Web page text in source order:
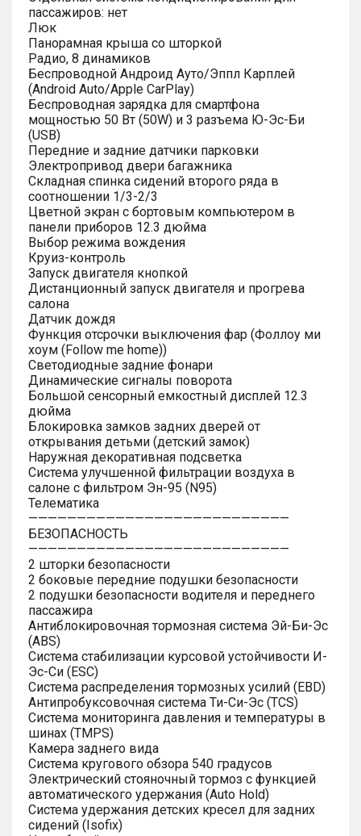
пассажиров: нет
Люк
Панорамная крыша со шторкой
Радио, 8 динамиков
Беспроводной Андроид Ауто/Эппл Карплей
(Android Auto/Apple CarPlay)
Беспроводная зарядка для смартфона
мощностью 50 Вт (50W) и 3 разъема Ю-Эс-Би
(USB)
Передние и задние датчики парковки
Электропривод двери багажника
Складная спинка сидений второго ряда в
соотношении 1/3-2/3
Цветной экран с бортовым компьютером в
панели приборов 12.3 дюйма
Выбор режима вождения
Круиз-контроль
Запуск двигателя кнопкой
Дистанционный запуск двигателя и прогрева
салона
Датчик дождя
Функция отсрочки выключения фар (Фоллоу ми
хоум (Follow me home))
Светодиодные задние фонари
Динамические сигналы поворота
Большой сенсорный емкостный дисплей 12.3
дюйма
Блокировка замков задних дверей от
открывания детьми (детский замок)
Наружная декоративная подсветка
Система улучшенной фильтрации воздуха в
салоне с фильтром Эн-95 (N95)
Телематика
———————————————————————————
БЕЗОПАСНОСТЬ
———————————————————————————
2 шторки безопасности
2 боковые передние подушки безопасности
2 подушки безопасности водителя и переднего
пассажира
Антиблокировочная тормозная система Эй-Би-Эс
(ABS)
Система стабилизации курсовой устойчивости И-
Эс-Си (ESC)
Система распределения тормозных усилий (EBD)
Антипробуксовочная система Ти-Си-Эс (TCS)
Система мониторинга давления и температуры в
шинах (TMPS)
Камера заднего вида
Система кругового обзора 540 градусов
Электрический стояночный тормоз с функцией
автоматического удержания (Auto Hold)
Система удержания детских кресел для задних
сидений (Isofix)